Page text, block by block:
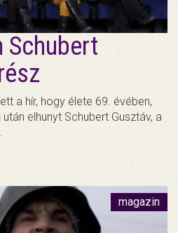
Schubert
a hír, hogy élete 69. évében,
elhunyt Schubert Gusztáv, a
magazin